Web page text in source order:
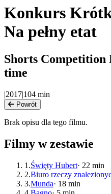
Konkurs
Na pełny etat
Shorts
time
|2017|104 min
Powrót
Brak opisu dla tego filmu.
Filmy w zestawie
1 .Święty Hubert· 22 min
2.Biuro rzeczy
3.Munda· 18 min